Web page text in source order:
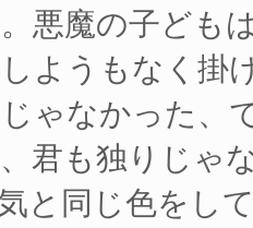
悪魔の子ども
ようもなく掛
ゃなかった、
君も独りじゃ
と同じ色をし